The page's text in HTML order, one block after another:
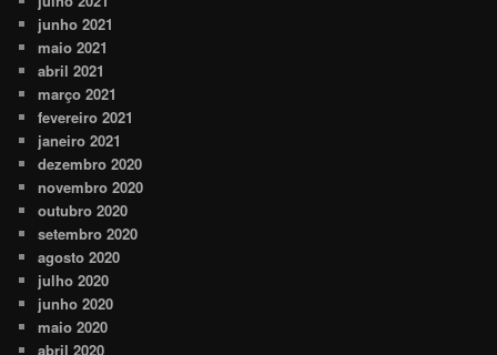
junho 2021
maio 2021
abril 2021
março 2021
fevereiro 2021
janeiro 2021
dezembro 2020
novembro 2020
outubro 2020
setembro 2020
agosto 2020
julho 2020
junho 2020
maio 2020
abril 2020